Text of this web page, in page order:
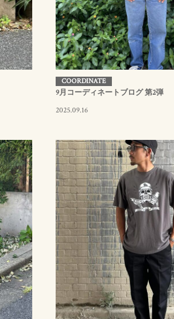
COORDINATE
9月コーディネートブログ 第2弾
2025.09.16